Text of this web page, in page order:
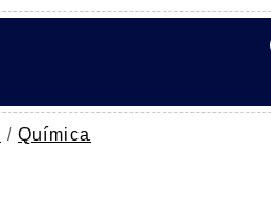
/ Química